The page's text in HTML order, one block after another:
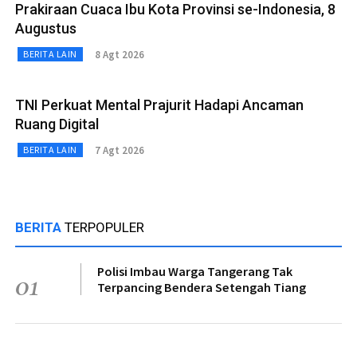
Prakiraan Cuaca Ibu Kota Provinsi se-Indonesia, 8
Augustus
BERITA LAIN 8 Agt 2026
TNI Perkuat Mental Prajurit Hadapi Ancaman
Ruang Digital
BERITA LAIN 7 Agt 2026
BERITA TERPOPULER
01
Polisi Imbau Warga Tangerang Tak
Terpancing Bendera Setengah Tiang